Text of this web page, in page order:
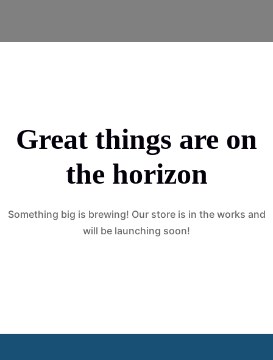
Great things are on
the horizon
Something big is brewing! Our store is in the works and
will be launching soon!